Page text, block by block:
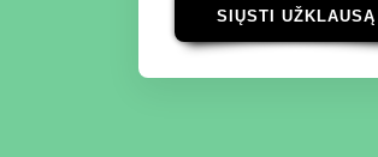
SIŲSTI UŽKLAUSĄ